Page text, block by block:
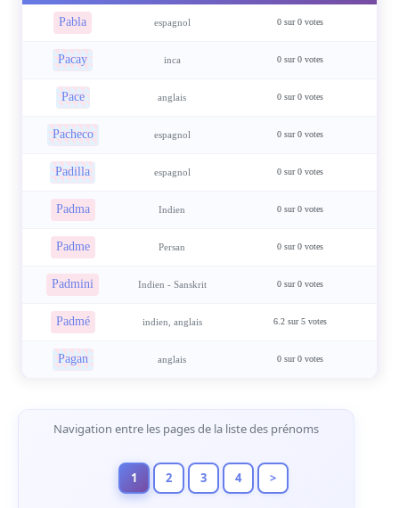
Pabla espagnol 0 sur 0 votes
Pacay inca 0 sur 0 votes
Pace anglais 0 sur 0 votes
Pacheco espagnol 0 sur 0 votes
Padilla espagnol 0 sur 0 votes
Padma Indien 0 sur 0 votes
Padme Persan 0 sur 0 votes
Padmini Indien - Sanskrit 0 sur 0 votes
Padmé indien, anglais 6.2 sur 5 votes
Pagan anglais 0 sur 0 votes
Navigation de Pages
Navigation entre les pages de la liste des prénoms
1 2 3 4 >